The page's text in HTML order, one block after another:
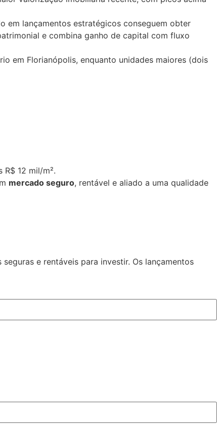
em lançamentos estratégicos conseguem obter
e combina ganho de capital com fluxo
em Florianópolis, enquanto unidades maiores (dois
12 mil/m².
mercado seguro, rentável e aliado a uma qualidade
e rentáveis para investir. Os lançamentos